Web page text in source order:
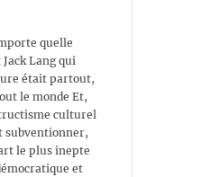
quelle
Lang qui
était partout,
le monde Et,
culturel
le plus inepte
et